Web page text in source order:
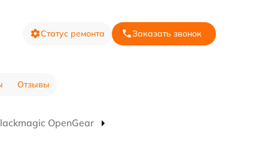
Статус ремонта Заказать звонок
Отзывы
OpenGear